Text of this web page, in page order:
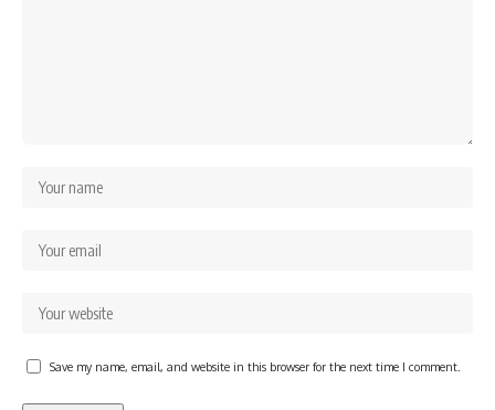
Save my name, email, and website in this browser for the next time I comment.